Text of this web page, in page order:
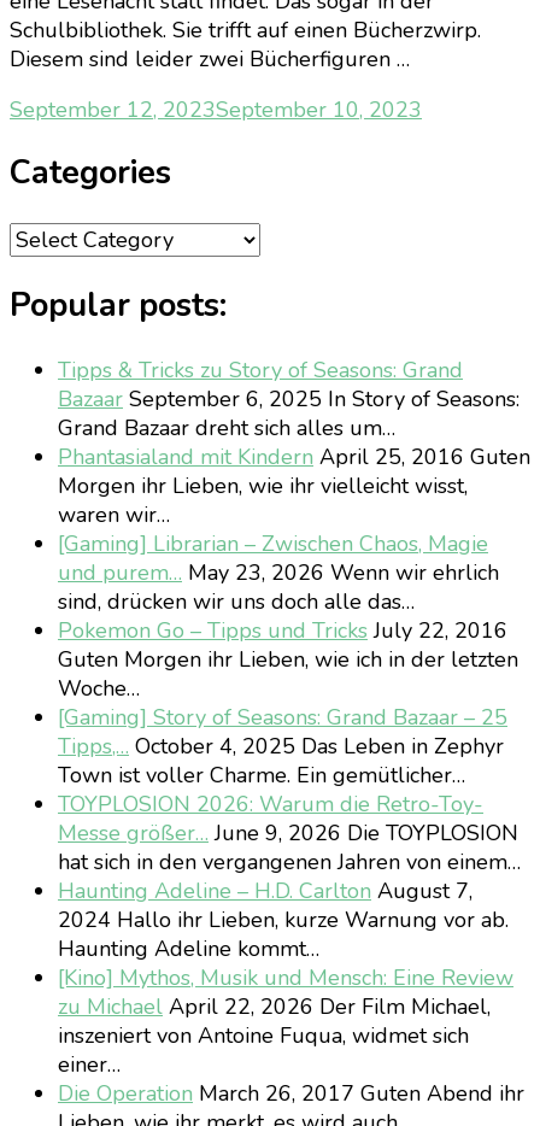
Schulbibliothek. Sie trifft auf einen Bücherzwirp.
Diesem sind leider zwei Bücherfiguren …
September 12, 2023September 10, 2023
Categories
Categories
Popular posts:
Tipps & Tricks zu Story of Seasons: Grand
Bazaar September 6, 2025 In Story of Seasons:
Grand Bazaar dreht sich alles um…
Phantasialand mit Kindern April 25, 2016 Guten
Morgen ihr Lieben, wie ihr vielleicht wisst,
waren wir…
[Gaming] Librarian – Zwischen Chaos, Magie
und purem… May 23, 2026 Wenn wir ehrlich
sind, drücken wir uns doch alle das…
Pokemon Go – Tipps und TricksJuly 22, 2016
Guten Morgen ihr Lieben, wie ich in der letzten
Woche…
[Gaming] Story of Seasons: Grand Bazaar – 25
Tipps,… October 4, 2025 Das Leben in Zephyr
Town ist voller Charme. Ein gemütlicher…
TOYPLOSION 2026: Warum die Retro-Toy-
Messe größer… June 9, 2026 Die TOYPLOSION
hat sich in den vergangenen Jahren von einem…
Haunting Adeline – H.D. Carlton August 7,
2024 Hallo ihr Lieben, kurze Warnung vor ab.
Haunting Adeline kommt…
[Kino] Mythos, Musik und Mensch: Eine Review
zu Michael April 22, 2026 Der Film Michael,
inszeniert von Antoine Fuqua, widmet sich
einer…
Die Operation March 26, 2017 Guten Abend ihr